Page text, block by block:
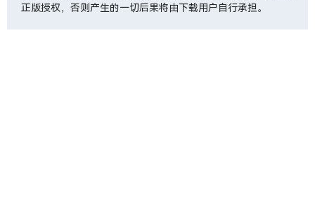
正版授权，否则产生的一切后果将由下载用户自行承担。